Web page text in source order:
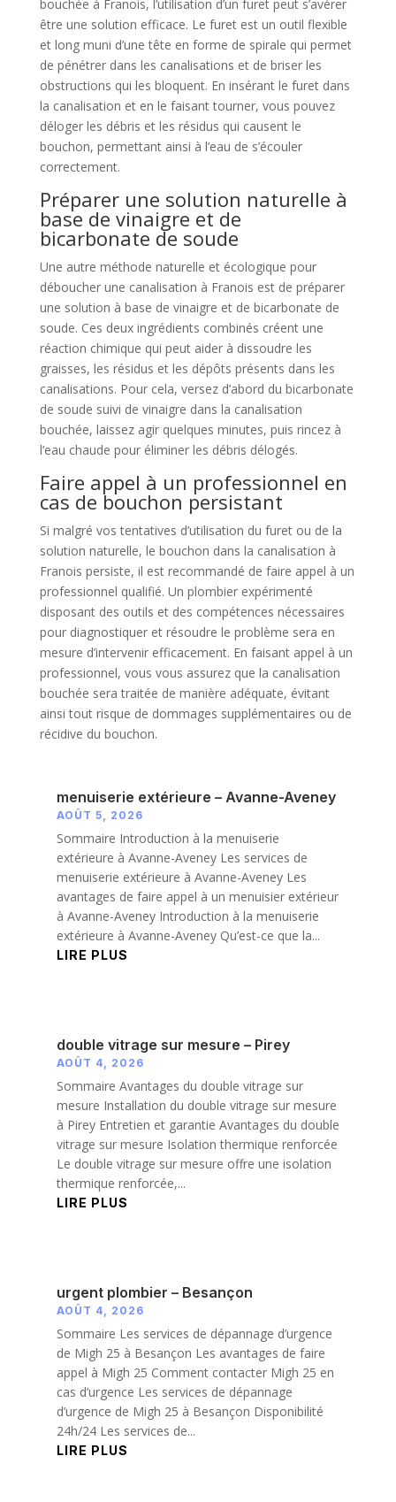
bouchée à Franois, l’utilisation d’un furet peut s’avérer
être une solution efficace. Le furet est un outil flexible
et long muni d’une tête en forme de spirale qui permet
de pénétrer dans les canalisations et de briser les
obstructions qui les bloquent. En insérant le furet dans
la canalisation et en le faisant tourner, vous pouvez
déloger les débris et les résidus qui causent le
bouchon, permettant ainsi à l’eau de s’écouler
correctement.
Préparer une solution naturelle à
base de vinaigre et de
bicarbonate de soude
Une autre méthode naturelle et écologique pour
déboucher une canalisation à Franois est de préparer
une solution à base de vinaigre et de bicarbonate de
soude. Ces deux ingrédients combinés créent une
réaction chimique qui peut aider à dissoudre les
graisses, les résidus et les dépôts présents dans les
canalisations. Pour cela, versez d’abord du bicarbonate
de soude suivi de vinaigre dans la canalisation
bouchée, laissez agir quelques minutes, puis rincez à
l’eau chaude pour éliminer les débris délogés.
Faire appel à un professionnel en
cas de bouchon persistant
Si malgré vos tentatives d’utilisation du furet ou de la
solution naturelle, le bouchon dans la canalisation à
Franois persiste, il est recommandé de faire appel à un
professionnel qualifié. Un plombier expérimenté
disposant des outils et des compétences nécessaires
pour diagnostiquer et résoudre le problème sera en
mesure d’intervenir efficacement. En faisant appel à un
professionnel, vous vous assurez que la canalisation
bouchée sera traitée de manière adéquate, évitant
ainsi tout risque de dommages supplémentaires ou de
récidive du bouchon.
menuiserie extérieure – Avanne-Aveney
AOÛT 5, 2026
Sommaire Introduction à la menuiserie
extérieure à Avanne-Aveney Les services de
menuiserie extérieure à Avanne-Aveney Les
avantages de faire appel à un menuisier extérieur
à Avanne-Aveney Introduction à la menuiserie
extérieure à Avanne-Aveney Qu’est-ce que la...
LIRE PLUS
double vitrage sur mesure – Pirey
AOÛT 4, 2026
Sommaire Avantages du double vitrage sur
mesure Installation du double vitrage sur mesure
à Pirey Entretien et garantie Avantages du double
vitrage sur mesure Isolation thermique renforcée
Le double vitrage sur mesure offre une isolation
thermique renforcée,...
LIRE PLUS
urgent plombier – Besançon
AOÛT 4, 2026
Sommaire Les services de dépannage d’urgence
de Migh 25 à Besançon Les avantages de faire
appel à Migh 25 Comment contacter Migh 25 en
cas d’urgence Les services de dépannage
d’urgence de Migh 25 à Besançon Disponibilité
24h/24 Les services de...
LIRE PLUS